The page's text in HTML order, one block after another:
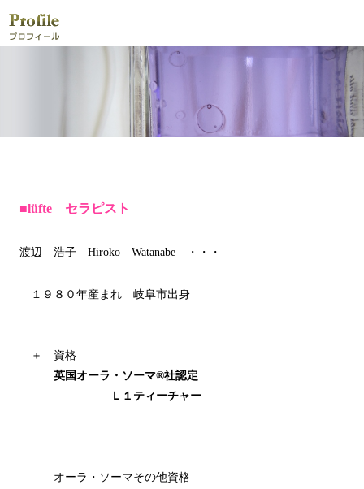
■lüfte セラピスト
渡辺 浩子 Hiroko Watanabe ・・・
１９８０年産まれ 岐阜市出身
＋ 資格
英国オーラ・ソーマ®社認定
Ｌ１ティーチャー
オーラ・ソーマその他資格